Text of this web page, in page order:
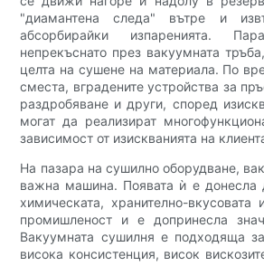
"диамантена следа" вътре и
абсорбирайки изпаренията.
непрекъснато през вакуумната
целта на сушене на материала. По
сместа, вградените устройства за
раздробяване и други, според
могат да реализират
зависимост от изискванията на
На пазара на сушилно оборудване,
важна машина. Появата ѝ е донесла
химическата, хранително-вкусовата
промишленост и е допринесла
Вакуумната сушилня е подходяща
висока консистенция, висок